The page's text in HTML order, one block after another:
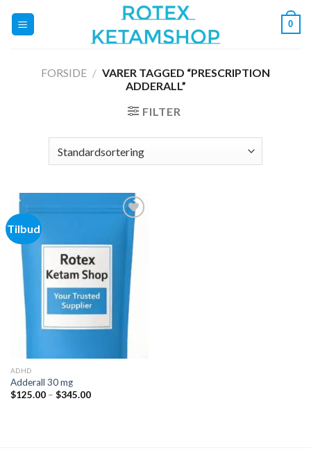
0
FORSIDE / VARER TAGGED “PRESCRIPTION
ADDERALL”
FILTER
Tilbud
Add to
wishlist
ADHD
Adderall 30 mg
$125.00 – $345.00Prisinterval: